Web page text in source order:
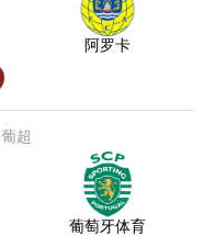
阿罗卡
葡超
葡萄牙体育